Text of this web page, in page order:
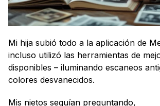
Mi hija subió todo a la aplicación de
incluso utilizó las herramientas de
disponibles – iluminando escaneos
colores desvanecidos.
Mis nietos seguían preguntando,